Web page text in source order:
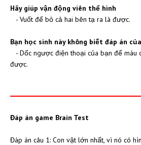
Hãy giúp vận động viên thể hình
- Vuốt để bỏ cả hai bên tạ ra là được.
Bạn học sinh này không biết đáp án
- Dốc ngược điện thoại của bạn để máu
được.
Đáp án game Brain Test
Đáp án câu 1: Con vật lớn nhất, vì nó có